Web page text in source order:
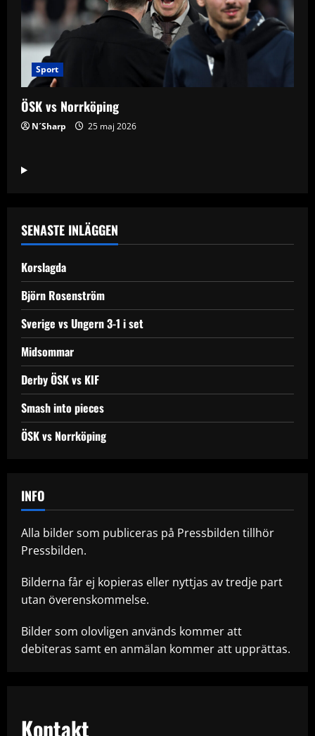
Sport
ÖSK vs Norrköping
N´Sharp 25 maj 2026
SENASTE INLÄGGEN
Korslagda
Björn Rosenström
Sverige vs Ungern 3-1 i set
Midsommar
Derby ÖSK vs KIF
Smash into pieces
ÖSK vs Norrköping
INFO
Alla bilder som publiceras på Pressbilden tillhör
Pressbilden.
Bilderna får ej kopieras eller nyttjas av tredje part
utan överenskommelse.
Bilder som olovligen används kommer att
debiteras samt en anmälan kommer att upprättas.
Kontakt